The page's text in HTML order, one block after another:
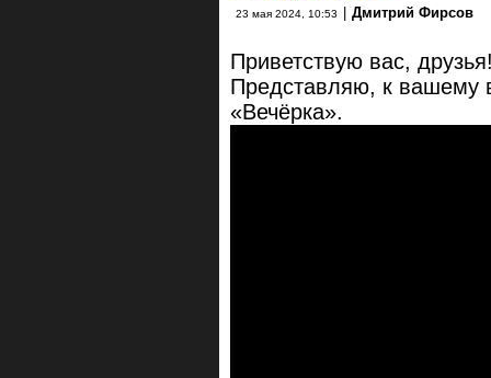
23 мая 2024, 10:53 | Дмитрий Фирсов
Приветствую вас,
Представляю, к вашему
«Вечёрка».